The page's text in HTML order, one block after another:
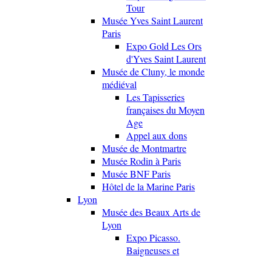
Tour
Musée Yves Saint Laurent
Paris
Expo Gold Les Ors
d'Yves Saint Laurent
Musée de Cluny, le monde
médiéval
Les Tapisseries
françaises du Moyen
Age
Appel aux dons
Musée de Montmartre
Musée Rodin à Paris
Musée BNF Paris
Hôtel de la Marine Paris
Lyon
Musée des Beaux Arts de
Lyon
Expo Picasso.
Baigneuses et